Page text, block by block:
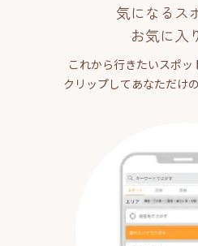
気になるス
お気に入
これから行きたいスポ
クリップしてあなただけ